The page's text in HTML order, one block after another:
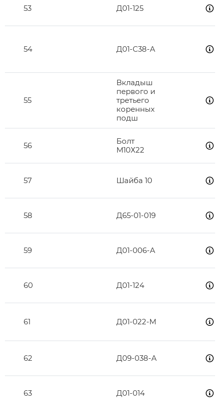
53 Д01-125
54 Д01-С38-А
55
Вкладыш
первого и
третьего
коренных
подш
56
Болт
М10Х22
57 Шайба 10
58 Д65-01-019
59 Д01-006-А
60 Д01-124
61 Д01-022-М
62 Д09-038-А
63 Д01-014